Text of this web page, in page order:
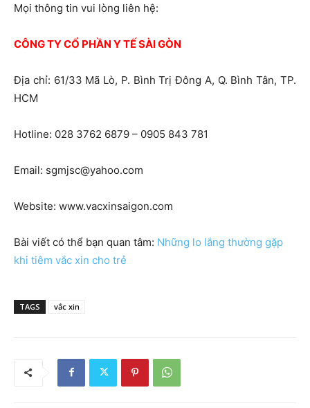
Mọi thông tin vui lòng liên hệ:
CÔNG TY CỔ PHẦN Y TẾ SÀI GÒN
Địa chỉ: 61/33 Mã Lò, P. Bình Trị Đông A, Q. Bình Tân, TP.
HCM
Hotline: 028 3762 6879 – 0905 843 781
Email: sgmjsc@yahoo.com
Website: www.vacxinsaigon.com
Bài viết có thể bạn quan tâm: Những lo lắng thường gặp
khi tiêm vắc xin cho trẻ
TAGS vắc xin